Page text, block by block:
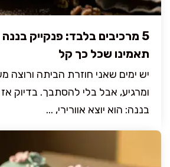
5 מרכיבים בלבד: פנקייק
תאמינו שכל כך קל
יש ימים שאני חוזרת הביתה ורוצה
ומרגיע, אבל בלי להסתבך. בדיוק אז
בננה: הוא יוצא אוורירי, ...